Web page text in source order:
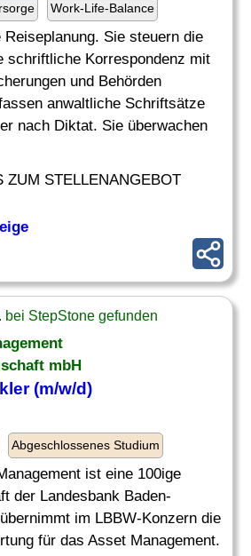
Work-Life-Balance
Sie steuern die
schriftliche Korrespondenz mit
und Behörden
anwaltliche Schriftsätze
nach Diktat. Sie überwachen
ZUM STELLENANGEBOT
bei StepStone gefunden
mbH
(m/w/d)
Abgeschlossenes Studium
ist eine 100ige
der Landesbank Baden-
im LBBW-Konzern die
für das Asset Management.